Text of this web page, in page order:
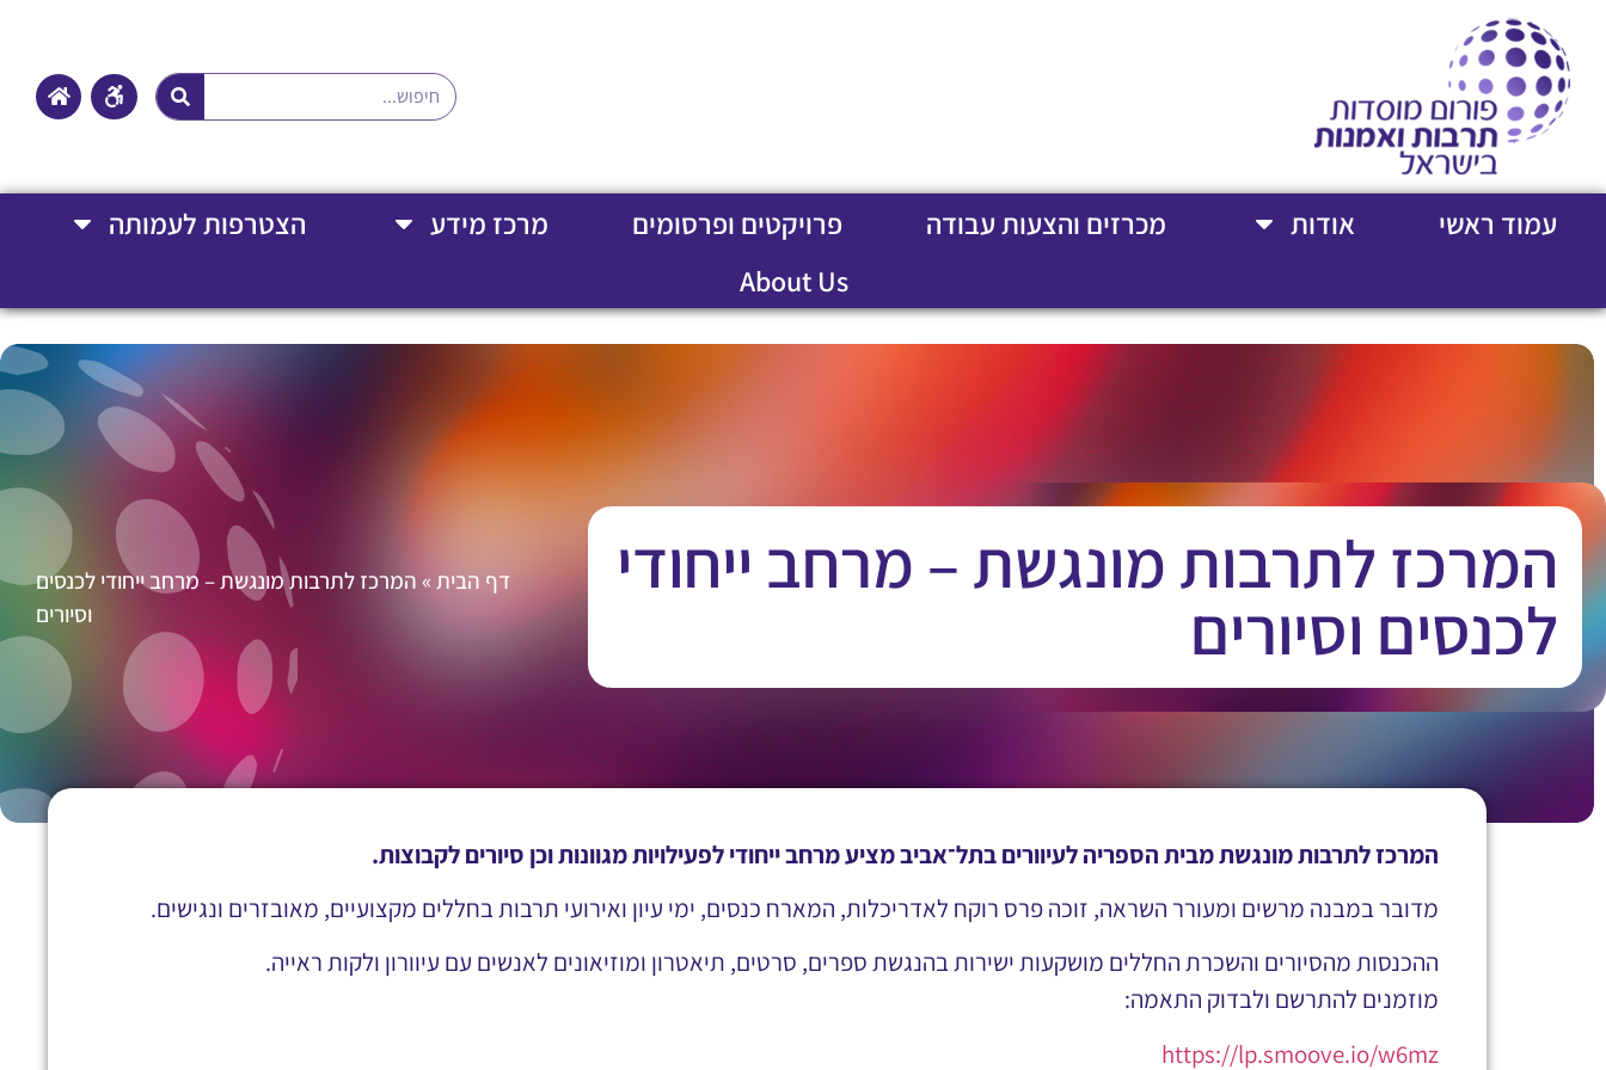
עמוד ראשי אודות מכרזים והצעות עבודה פרויקטים ופרסומים מרכז מידע
הצטרפות לעמותה
About Us
המרכז לתרבות מונגשת – מרחב ייחודי
לכנסים וסיורים
דף הבית» המרכז לתרבות מונגשת – מרחב ייחודי לכנסים
וסיורים
המרכז לתרבות מונגשת מבית הספריה לעיוורים בתל־אביב מציע מרחב ייחודי לפעילויות מגוונות וכן סיורים לקבוצות.
מדובר במבנה מרשים ומעורר השראה, זוכה פרס רוקח לאדריכלות, המארח כנסים, ימי עיון ואירועי תרבות בחללים מקצועיים, מאובזרים ונגישים.
ההכנסות מהסיורים והשכרת החללים מושקעות ישירות בהנגשת ספרים, סרטים, תיאטרון ומוזיאונים לאנשים עם עיוורון ולקות ראייה.
מוזמנים להתרשם ולבדוק התאמה:
https://lp.smoove.io/w6mz